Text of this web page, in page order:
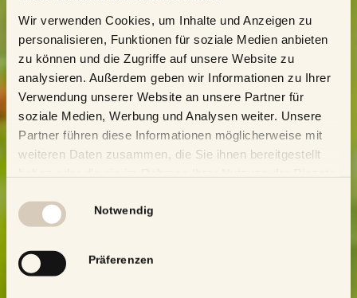
Wir verwenden Cookies, um Inhalte und Anzeigen zu
personalisieren, Funktionen für soziale Medien anbieten
zu können und die Zugriffe auf unsere Website zu
analysieren. Außerdem geben wir Informationen zu Ihrer
Verwendung unserer Website an unsere Partner für
soziale Medien, Werbung und Analysen weiter. Unsere
Partner führen diese Informationen möglicherweise mit
weiteren Daten zusammen, die Sie ihnen bereitgestellt
Notwendig
Präferenzen